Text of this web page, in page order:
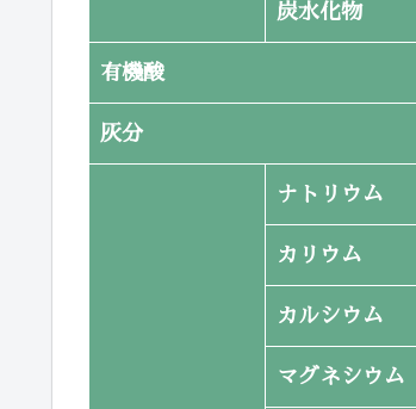
炭水化物
有機酸
灰分
ナトリウム
カリウム
カルシウム
マグネシウム